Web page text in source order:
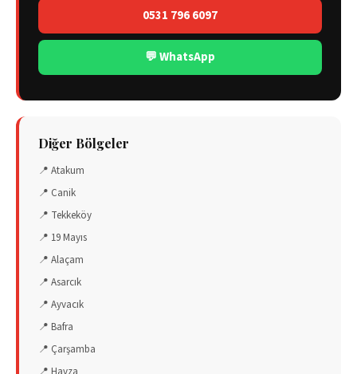
0531 796 6097
💬 WhatsApp
Diğer Bölgeler
📍 Atakum
📍 Canik
📍 Tekkeköy
📍 19 Mayıs
📍 Alaçam
📍 Asarcık
📍 Ayvacık
📍 Bafra
📍 Çarşamba